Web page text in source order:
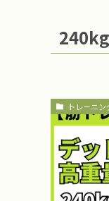
240kg
トレーニン